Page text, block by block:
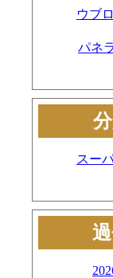
ウブ
パネ
スー